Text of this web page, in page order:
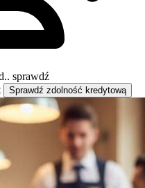
sprawdź
Sprawdź zdolność kredytową